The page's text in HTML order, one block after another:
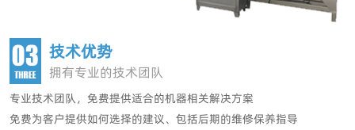
技术优势
拥有专业的技术团队
专业技术团队， 免费提供适合的机器相关解决方案
免费为客户提供如何选择的建议、包括后期的维修保养指导